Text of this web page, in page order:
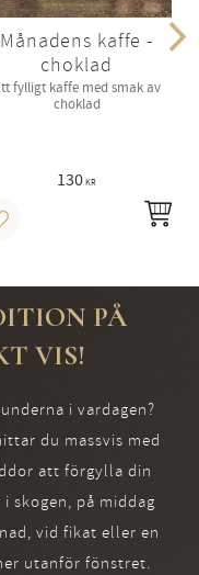
Månadens kaffe -
choklad
fylligt kaffe med smak av
choklad
130KR
till i favoriter
PÅ
VIS!
i vardagen?
du massvis med
att förgylla din
skogen, på middag
vid fikat eller en
utanför fönstret.